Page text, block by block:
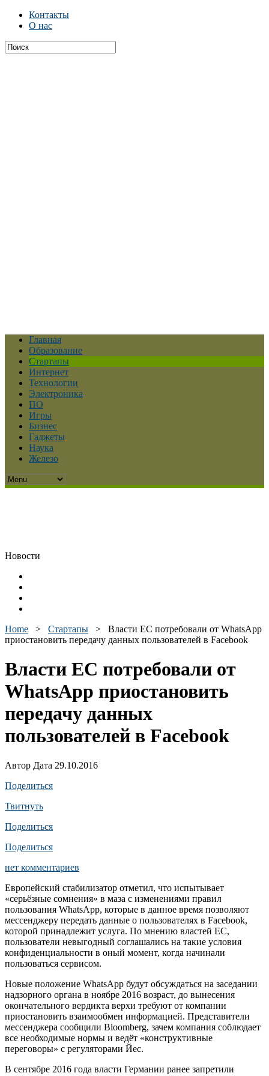
Контакты
О нас
Главная
Образование
Стартапы
Интернет
Технологии
Электроника
ПО
Игры
Бизнес
Гаджеты
Наука
Железо
Новости
Home > Стартапы > Власти ЕС потребовали от WhatsApp
приостановить передачу данных пользователей в Facebook
Власти ЕС потребовали от
WhatsApp приостановить
передачу данных
пользователей в Facebook
Автор Дата 29.10.2016
Поделиться
Твитнуть
Поделиться
Поделиться
нет комментариев
Европейский стабилизатор отметил, что испытывает
«серьёзные сомнения» в маза с изменениями правил
пользования WhatsApp, которые в данное время позволяют
мессенджеру передать данные о пользователях в Facebook,
которой принадлежит услуга. По мнению властей ЕС,
пользователи невыгодный соглашались на такие условия
конфиденциальности в оный момент, когда начинали
пользоваться сервисом.
Новые положение WhatsApp будут обсуждаться на заседании
надзорного органа в ноябре 2016 возраст, до вынесения
окончательного вердикта верхи требуют от компании
приостановить взаимообмен информацией. Представители
мессенджера сообщили Bloomberg, зачем компания соблюдает
все необходимые нормы и ведёт «конструктивные
переговоры» с регуляторами Йес.
В сентябре 2016 года власти Германии ранее запретили